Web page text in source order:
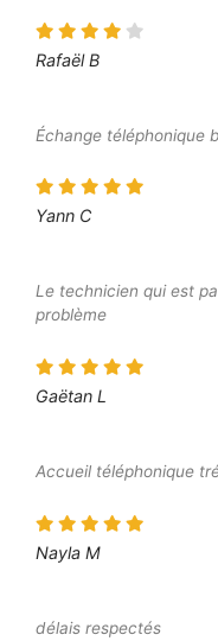
Rafaël B
Échange téléphonique
Yann C
Le technicien qui est
problème
Gaëtan L
Accueil téléphonique
Nayla M
délais respectés